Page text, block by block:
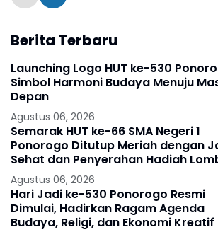
Berita Terbaru
Launching Logo HUT ke-530
Simbol Harmoni Budaya Menuju
Depan
Agustus 06, 2026
Semarak HUT ke-66 SMA Negeri 1
Ponorogo Ditutup Meriah dengan
Sehat dan Penyerahan Hadiah
Ponorogo – Puncak peringatan Hari
Ulang
Agustus 06, 2026
Hari Jadi ke-530 Ponorogo Resmi
Dimulai, Hadirkan Ragam Agenda
Budaya, Religi, dan Ekonomi Kreatif